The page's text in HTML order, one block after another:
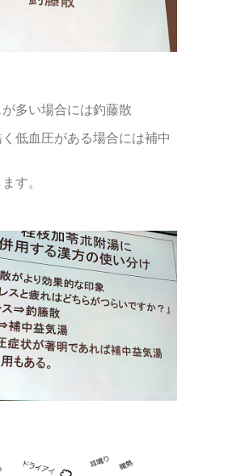
多い場合には釣藤散
低血圧がある場合には補中
す。